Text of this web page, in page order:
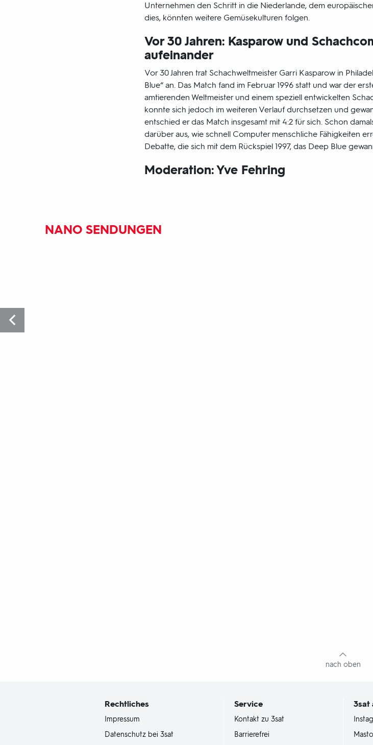
Unternehmen den Schritt in die Niederlande, dem
dies, könnten weitere Gemüsekulturen folgen.
Vor 30 Jahren: Kasparow und
aufeinander
Vor 30 Jahren trat Schachweltmeister Garri Kasparow in
Blue“ an. Das Match fand im Februar 1996 statt und war der
amtierenden Weltmeister und einem speziell entwickelten
konnte sich jedoch im weiteren Verlauf durchsetzen und
entschied er das Match insgesamt mit 4:2 für sich. Schon
darüber aus, wie schnell Computer menschliche Fähigkeiten
Debatte, die sich mit dem Rückspiel 1997, das Deep Blue
Moderation: Yve Fehring
NANO SENDUNGEN
nach oben
Rechtliches
Impressum
Datenschutz bei 3sat
Service
Kontakt zu 3sat
Barrierefrei
3sat